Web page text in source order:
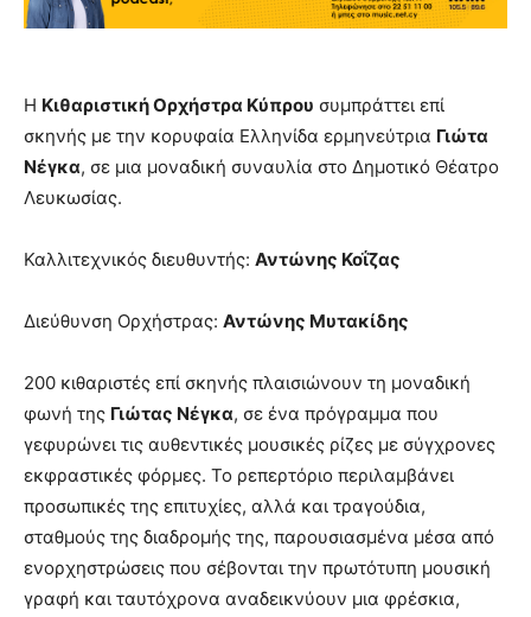
Η Κιθαριστική Ορχήστρα Κύπρου συμπράττει επί
σκηνής με την κορυφαία Ελληνίδα ερμηνεύτρια Γιώτα
Νέγκα, σε μια μοναδική συναυλία στο Δημοτικό Θέατρο
Λευκωσίας.
Καλλιτεχνικός διευθυντής: Αντώνης Κοΐζας
Διεύθυνση Ορχήστρας: Αντώνης Μυτακίδης
200 κιθαριστές επί σκηνής πλαισιώνουν τη μοναδική
φωνή της Γιώτας Νέγκα, σε ένα πρόγραμμα που
γεφυρώνει τις αυθεντικές μουσικές ρίζες με σύγχρονες
εκφραστικές φόρμες. Το ρεπερτόριο περιλαμβάνει
προσωπικές της επιτυχίες, αλλά και τραγούδια,
σταθμούς της διαδρομής της, παρουσιασμένα μέσα από
ενορχηστρώσεις που σέβονται την πρωτότυπη μουσική
γραφή και ταυτόχρονα αναδεικνύουν μια φρέσκια,